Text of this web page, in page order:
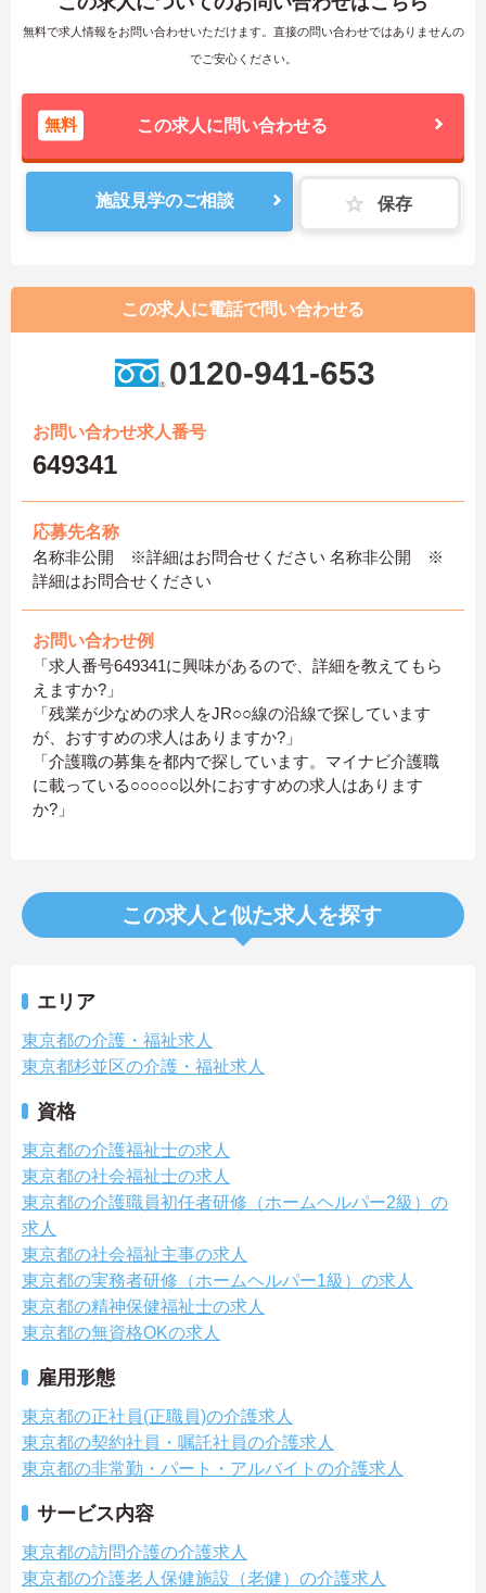
無料で求人情報をお問い合わせいただけます。直接の問い合わせではありませんの
でご安心ください。
無料 この求人に問い合わせる
施設見学のご相談 保存
この求人に電話で問い合わせる
0120-941-653
お問い合わせ求人番号
649341
応募先名称
名称非公開 ※詳細はお問合せください 名称非公開 ※
詳細はお問合せください
お問い合わせ例
「求人番号649341に興味があるので、詳細を教えてもら
えますか?」
「残業が少なめの求人をJR○○線の沿線で探しています
が、おすすめの求人はありますか?」
「介護職の募集を都内で探しています。マイナビ介護職
に載っている○○○○○以外におすすめの求人はあります
か?」
この求人と似た求人を探す
エリア
東京都の介護・福祉求人
東京都杉並区の介護・福祉求人
資格
東京都の介護福祉士の求人
東京都の社会福祉士の求人
東京都の介護職員初任者研修（ホームヘルパー2級）の
求人
東京都の社会福祉主事の求人
東京都の実務者研修（ホームヘルパー1級）の求人
東京都の精神保健福祉士の求人
東京都の無資格OKの求人
雇用形態
東京都の正社員(正職員)の介護求人
東京都の契約社員・嘱託社員の介護求人
東京都の非常勤・パート・アルバイトの介護求人
サービス内容
東京都の訪問介護の介護求人
東京都の介護老人保健施設（老健）の介護求人